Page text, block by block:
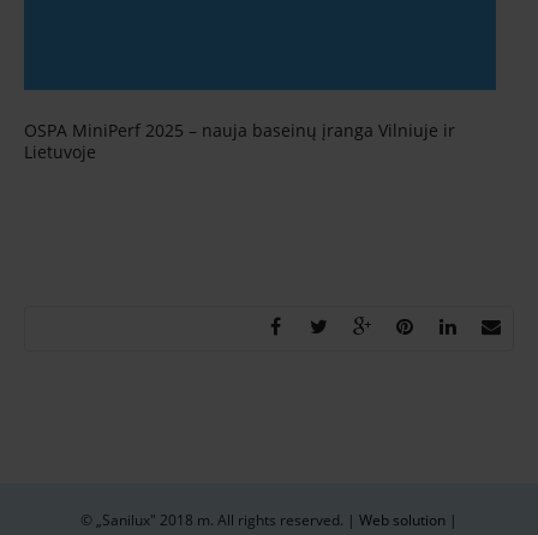
OSPA MiniPerf 2025 – nauja baseinų įranga Vilniuje ir
Lietuvoje
© „Sanilux" 2018 m. All rights reserved. | Web solution |